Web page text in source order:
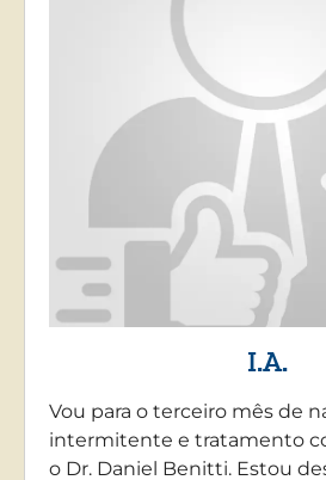
I.A.
Vou para o terceiro mês de
intermitente e tratamento
o Dr. Daniel Benitti. Estou